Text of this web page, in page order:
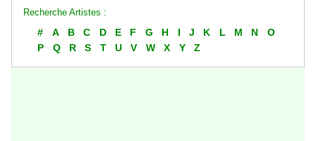
Recherche Artistes :
# A B C D E F G H I J K L M N
O
P
Q R S T U V W X Y Z